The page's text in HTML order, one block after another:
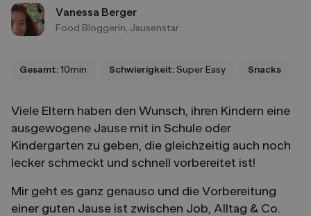
Vanessa Berger
Food Bloggerin, Jausenstar
Gesamt:10min Schwierigkeit:Super Easy Snacks
Viele Eltern haben den Wunsch, ihren Kindern eine
ausgewogene Jause mit in Schule oder
Kindergarten zu geben, die gleichzeitig auch noch
lecker schmeckt und schnell vorbereitet ist!
Mir geht es ganz genauso und die Vorbereitung
einer guten Jause ist zwischen Job, Alltag & Co.